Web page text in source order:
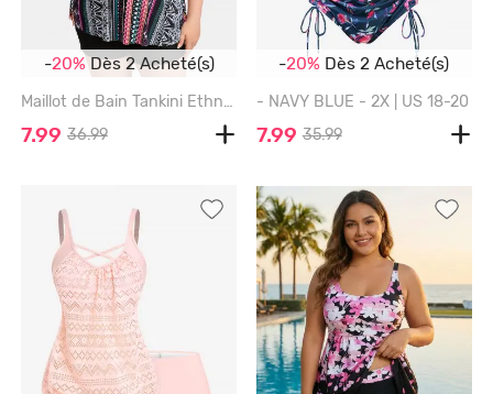
-20%Dès 2 Acheté(s)
Maillot de Bain Tankini Ethnique Imprimé Noué de Grande Taille - MULTI-A - 3X | US 22-24
7.99 36.99
-20% Dès 2 Acheté(s)
- NAVY BLUE - 2X | US 18-20
7.99 35.99